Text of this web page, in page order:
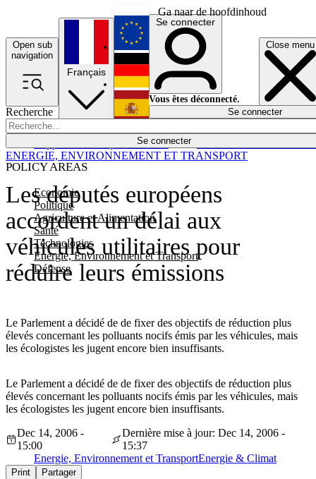
Ga naar de hoofdinhoud
Open sub
navigation
Close menu
Recherche
Se connecter
POLICY AREAS
Economie
Politique
Agriculture et Alimentation
Santé
Technologies
Energie, Environnement et Transport
Défense
Économie
Français
English
Deutsch
Español
Se connecter
Vous êtes déconnecté.
Se connecter
Les députés européens
accordent un délai aux
véhicules utilitaires pour
réduire leurs émissions
Le Parlement a décidé de de fixer des objectifs de réduction plus
élevés concernant les polluants nocifs émis par les véhicules, mais
les écologistes les jugent encore bien insuffisants.
ENERGIE, ENVIRONNEMENT ET TRANSPORT
Le Parlement a décidé de de fixer des objectifs de réduction plus
élevés concernant les polluants nocifs émis par les véhicules, mais
les écologistes les jugent encore bien insuffisants.
Dec 14, 2006 -
15:00
Dernière mise à jour: Dec 14, 2006 -
15:37
Energie, Environnement et TransportEnergie & Climat
Print Partager